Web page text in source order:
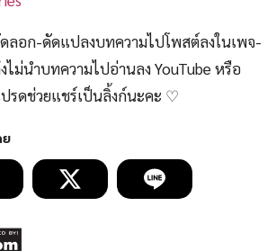
ลอก-ดัดแปลงบทความไปโพสต์ลงในเพจ-
ไม่นำบทความไปอ่านลง YouTube หรือ
รดช่วยแชร์เป็นลิ้งก์นะคะ ♡